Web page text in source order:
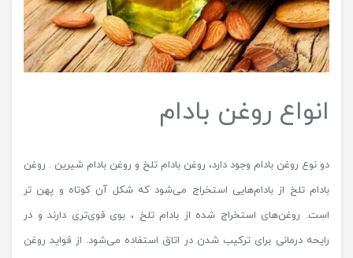
انواع روغن بادام
دو نوع روغن بادام وجود دارد، روغن بادام تلخ و روغن بادام شیرین . روغن
بادام تلخ از بادام‌هایی استخراج می‌شود که شکل آن کوتاه و پهن تر
است. روغن‌های استخراج شده از بادام تلخ ، بوی قوی‌تری دارند و در
رایحه درمانی برای ترکیب شدن در اتاق استفاده می‌شود. از فواید روغن